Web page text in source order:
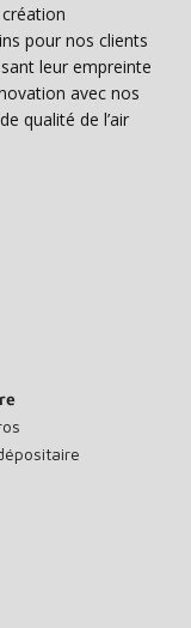
pour nos clients
leur empreinte
avec nos
qualité de l’air